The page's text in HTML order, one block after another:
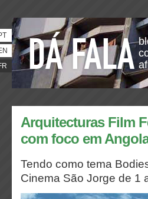
Arquitecturas Film
com foco em
Tendo como tema
Cinema São Jorge de 1